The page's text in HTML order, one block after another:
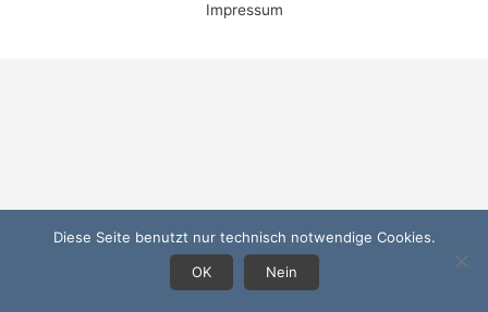
Impressum
Diese Seite benutzt nur technisch notwendige Cookies.
OK
Nein